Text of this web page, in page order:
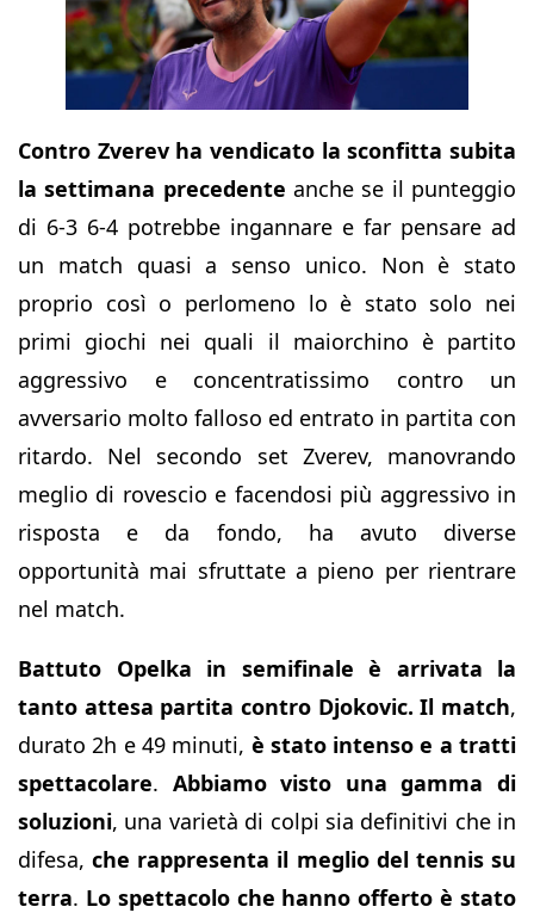
Contro Zverev ha vendicato la sconfitta subita
la settimana precedente anche se il punteggio
di 6-3 6-4 potrebbe ingannare e far pensare ad
un match quasi a senso unico. Non è stato
proprio così o perlomeno lo è stato solo nei
primi giochi nei quali il maiorchino è partito
aggressivo e concentratissimo contro un
avversario molto falloso ed entrato in partita con
ritardo. Nel secondo set Zverev, manovrando
meglio di rovescio e facendosi più aggressivo in
risposta e da fondo, ha avuto diverse
opportunità mai sfruttate a pieno per rientrare
nel match.
Battuto Opelka in semifinale è arrivata la
tanto attesa partita contro Djokovic. Il match,
durato 2h e 49 minuti, è stato intenso e a tratti
spettacolare. Abbiamo visto una gamma di
soluzioni, una varietà di colpi sia definitivi che in
difesa,che rappresenta il meglio del tennis su
terra. Lo spettacolo che hanno offerto è stato